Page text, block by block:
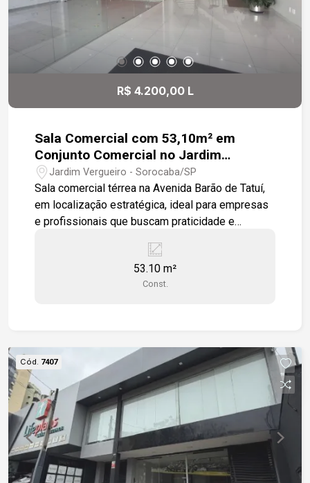
R$ 4.200,00 L
Sala Comercial com 53,10m² em
Conjunto Comercial no Jardim
Vergueiro, Sorocaba/SP
Jardim Vergueiro - Sorocaba/SP
Sala comercial térrea na Avenida Barão de Tatuí,
em localização estratégica, ideal para empresas
e profissionais que buscam praticidade e
Depósito privativo -Cozinha de apoio -Ar-
condicionado -Banheiros masculino e feminino -5
vagas de estacionamento para clientes
tradicionais e valorizadas de Sorocaba -Avenida
Barão de Tatuí -Fácil acesso às principais vias da
cidade -Próxima a comércios, serviços e centros
empresariais Entre em contato para mais
informações ou agende uma visita. Nossa equipe
está à disposição para apresentar todos os
detalhes do imóvel.
53.10 m²
Const.
Cód. 7407